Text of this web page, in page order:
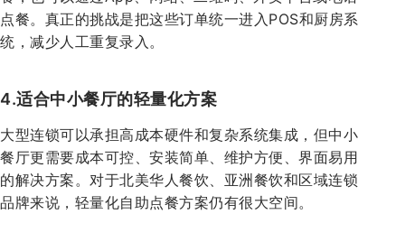
点餐。真正的挑战是把这些订单统一进入POS和厨房系
统，减少人工重复录入。
4.适合中小餐厅的轻量化方案
大型连锁可以承担高成本硬件和复杂系统集成，但中小
餐厅更需要成本可控、安装简单、维护方便、界面易用
的解决方案。对于北美华人餐饮、亚洲餐饮和区域连锁
品牌来说，轻量化自助点餐方案仍有很大空间。